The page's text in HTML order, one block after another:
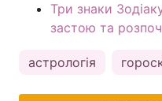
Три знаки
застою та
астрологія